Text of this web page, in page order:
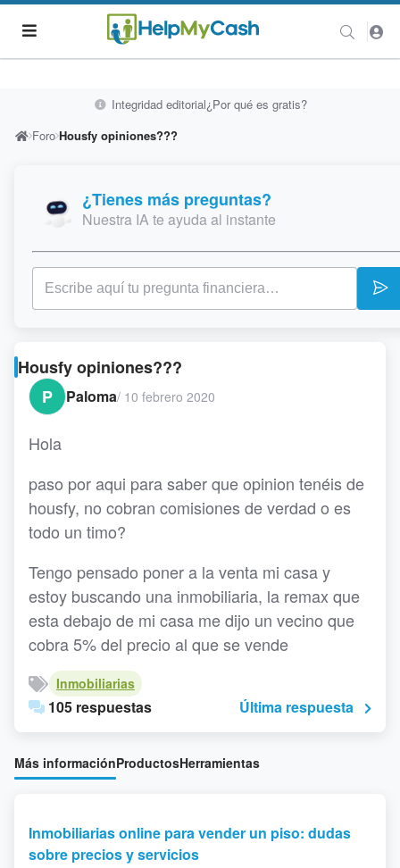
Integridad editorial¿Por qué es gratis?
Foro Housfy opiniones???
¿Tienes más preguntas?
Nuestra IA te ayuda al instante
Housfy opiniones???
P
Paloma/ 10 febrero 2020
Hola
paso por aqui para saber que opinion tenéis de
housfy, no cobran comisiones de verdad o es
todo un timo?
Tengo pensado poner a la venta mi casa y
estoy buscando una inmobiliaria, la remax que
esta debajo de mi casa me dijo un vecino que
cobra 5% del precio al que se vende
Inmobiliarias
105 respuestas Última respuesta
Más informaciónProductosHerramientas
Inmobiliarias online para vender un piso: dudas
sobre precios y servicios